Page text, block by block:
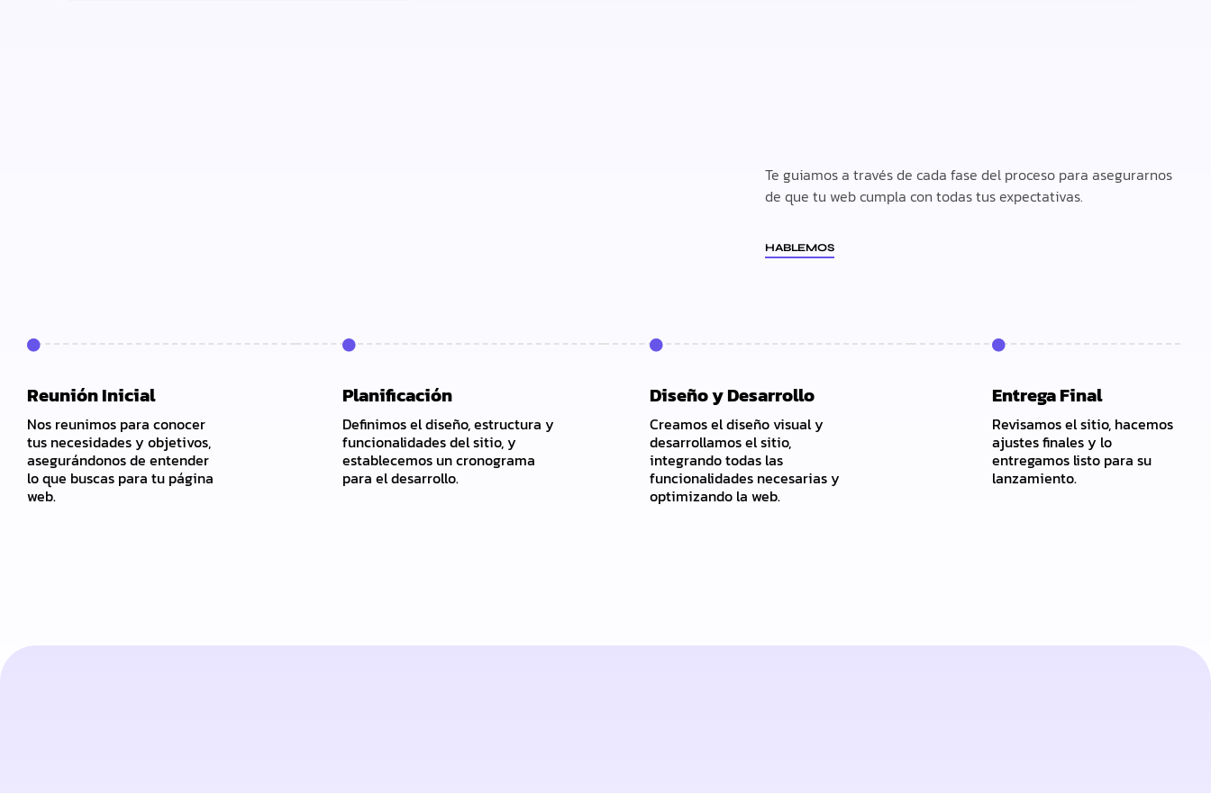
Te guiamos a través de cada fase del proceso para asegurarnos
de que tu web cumpla con todas tus expectativas.
HABLEMOS
Reunión Inicial
Nos reunimos para conocer
tus necesidades y objetivos,
asegurándonos de entender
lo que buscas para tu página
web.
Planificación
Definimos el diseño, estructura y
funcionalidades del sitio, y
establecemos un cronograma
para el desarrollo.
Diseño y Desarrollo
Creamos el diseño visual y
desarrollamos el sitio,
integrando todas las
funcionalidades necesarias y
optimizando la web.
Entrega Final
Revisamos el sitio, hacemos
ajustes finales y lo
entregamos listo para su
lanzamiento.